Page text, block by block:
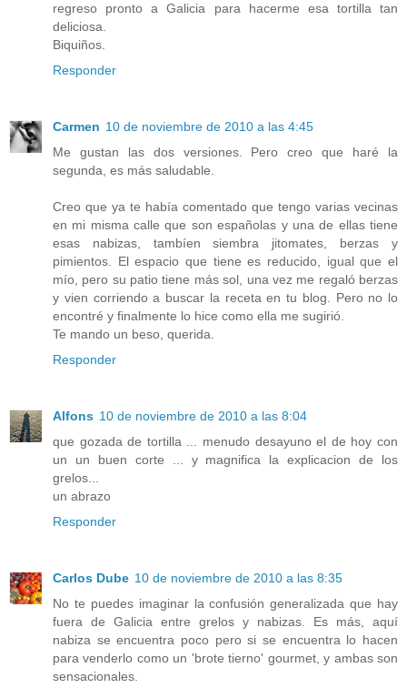
regreso pronto a Galicia para hacerme esa tortilla tan
deliciosa.
Biquiños.
Responder
Carmen 10 de noviembre de 2010 a las 4:45
Me gustan las dos versiones. Pero creo que haré la
segunda, es más saludable.
Creo que ya te había comentado que tengo varias vecinas
en mi misma calle que son españolas y una de ellas tiene
esas nabizas, tambíen siembra jitomates, berzas y
pimientos. El espacio que tiene es reducido, igual que el
mío, pero su patio tiene más sol, una vez me regaló berzas
y vien corriendo a buscar la receta en tu blog. Pero no lo
encontré y finalmente lo hice como ella me sugirió.
Te mando un beso, querida.
Responder
Alfons 10 de noviembre de 2010 a las 8:04
que gozada de tortilla ... menudo desayuno el de hoy con
un un buen corte ... y magnifica la explicacion de los
grelos...
un abrazo
Responder
Carlos Dube 10 de noviembre de 2010 a las 8:35
No te puedes imaginar la confusión generalizada que hay
fuera de Galicia entre grelos y nabizas. Es más, aquí
nabiza se encuentra poco pero si se encuentra lo hacen
para venderlo como un 'brote tierno' gourmet, y ambas son
sensacionales.